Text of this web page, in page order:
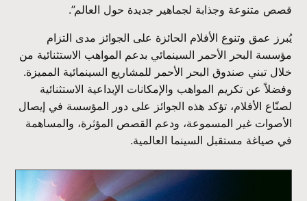
قصص متنوعة وجذابة لجماهير جديدة حول العالم”.
يُبرز عمق وتنوع الأفلام الحائزة على الجوائز مدى التزام
مؤسسة البحر الأحمر السينمائي بدعم المواهب الاستثنائية من
خلال تبني صندوق البحر الأحمر للمشاريع السينمائية المميزة.
وفضلاً عن تكريم المواهب والإمكانات الإبداعية الاستثنائية
لصنّاع الأفلام، تؤكد هذه الجوائز على دور المؤسسة في إيصال
الأصوات غير المسموعة، ودعم القصص المؤثرة، والمساهمة
في صياغة مستقبل السينما العالمية.